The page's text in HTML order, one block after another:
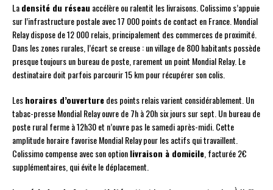
Ladensité du réseau accélère ou ralentit les livraisons. Colissimo s’appuie
sur l’infrastructure postale avec 17 000 points de contact en France. Mondial
Relay dispose de 12 000 relais, principalement des commerces de proximité.
Dans les zones rurales, l’écart se creuse : un village de 800 habitants possède
presque toujours un bureau de poste, rarement un point Mondial Relay. Le
destinataire doit parfois parcourir 15 km pour récupérer son colis.
Leshoraires d’ouverturedes points relais varient considérablement. Un
tabac-presse Mondial Relay ouvre de 7h à 20h six jours sur sept. Un bureau de
poste rural ferme à 12h30 et n’ouvre pas le samedi après-midi. Cette
amplitude horaire favorise Mondial Relay pour les actifs qui travaillent.
Colissimo compense avec son optionlivraison à domicile , facturée 2€
supplémentaires, qui évite le déplacement.